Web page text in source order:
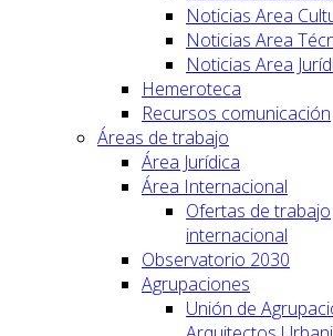
Noticias Area
Noticias Area
Noticias Area
Hemeroteca
Recursos comunicación
Áreas de trabajo
Área Jurídica
Área Internacional
Ofertas de trabajo
internacional
Observatorio 2030
Agrupaciones
Unión de